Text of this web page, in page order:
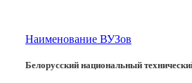
Наименование ВУЗов
Белорусский национальный